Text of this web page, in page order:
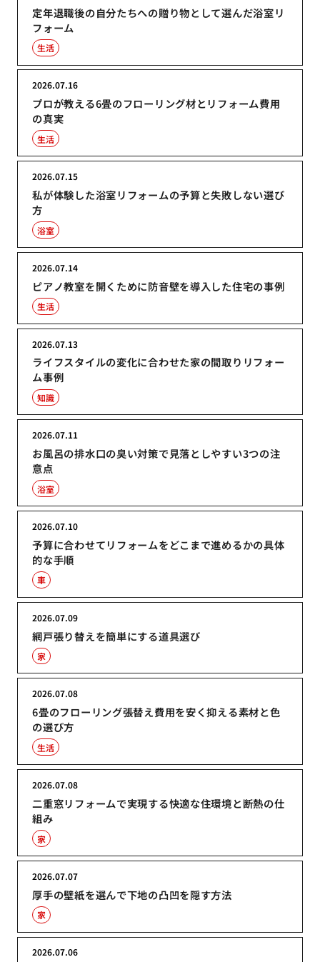
定年退職後の自分たちへの贈り物として選んだ浴室リ
フォーム
生活
プロが教える6畳のフローリング材とリフォーム費用
の真実
2026.07.16
生活
私が体験した浴室リフォームの予算と失敗しない選び
方
2026.07.15
浴室
ピアノ教室を開くために防音壁を導入した住宅の事例
2026.07.14
生活
ライフスタイルの変化に合わせた家の間取りリフォー
ム事例
2026.07.13
知識
お風呂の排水口の臭い対策で見落としやすい3つの注
意点
2026.07.11
浴室
予算に合わせてリフォームをどこまで進めるかの具体
的な手順
2026.07.10
車
網戸張り替えを簡単にする道具選び
2026.07.09
家
6畳のフローリング張替え費用を安く抑える素材と色
の選び方
2026.07.08
生活
二重窓リフォームで実現する快適な住環境と断熱の仕
組み
2026.07.08
家
厚手の壁紙を選んで下地の凸凹を隠す方法
2026.07.07
家
2026.07.06